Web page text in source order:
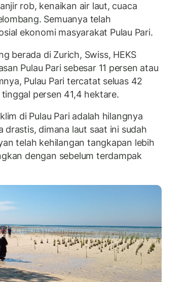
rob, kenaikan air laut, cuaca
Semuanya telah
ekonomi masyarakat Pulau Pari.
berada di Zurich, Swiss, HEKS
Pulau Pari sebesar 11 persen atau
Pulau Pari tercatat seluas 42
persen 41,4 hektare.
di Pulau Pari adalah hilangnya
drastis, dimana laut saat ini sudah
telah kehilangan tangkapan lebih
dengan sebelum terdampak